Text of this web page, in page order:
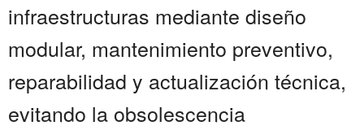
infraestructuras mediante diseño
modular, mantenimiento preventivo,
reparabilidad y actualización técnica,
evitando la obsolescencia